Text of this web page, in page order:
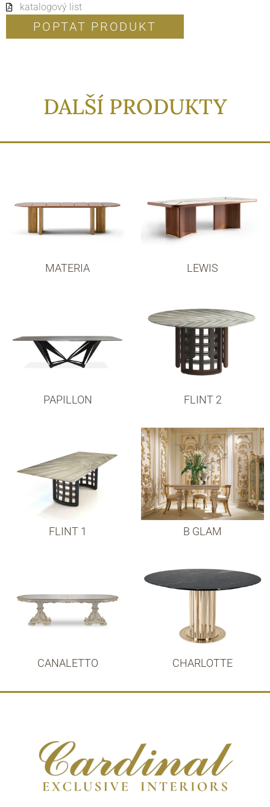
katalogový list
POPTAT PRODUKT
DALŠÍ PRODUKTY
MATERIA LEWIS
PAPILLON FLINT 2
FLINT 1 B GLAM
CANALETTO CHARLOTTE